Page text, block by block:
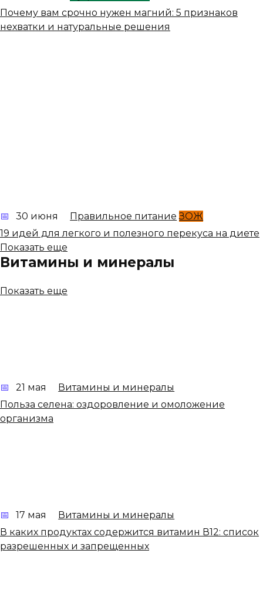
Почему вам срочно нужен магний: 5 признаков
нехватки и натуральные решения
30 июня Правильное питание ЗОЖ
19 идей для легкого и полезного перекуса на диете
Показать еще
Витамины и минералы
Показать еще
21 мая
Витамины и минералы
Польза селена: оздоровление и омоложение
организма
17 мая
Витамины и минералы
В каких продуктах содержится витамин В12: список
разрешенных и запрещенных